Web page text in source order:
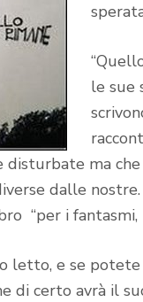
le sue
ma che
dalle
“per i fantasmi,
letto, e se
di certo avrà il